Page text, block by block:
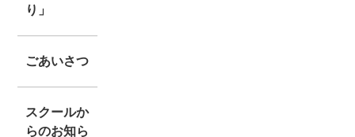
り」
ごあいさつ
スクールか
らのお知ら